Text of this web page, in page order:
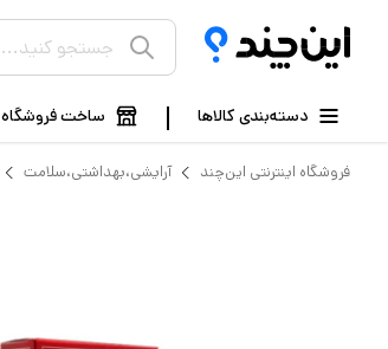
دسته‌بندی کالاها ساخت فروشگاه
فروشگاه اینترنتی این‌چند آرایشی،بهداشتی،سلامت